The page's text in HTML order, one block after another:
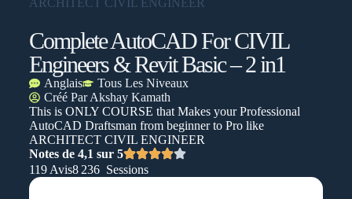
Complete AutoCAD For CIVIL
Engineers & Revit Basic – 2 in1
Anglais
Tous Les Niveaux
Créé ParAkshay Kamath
This is ONLY COURSE that Makes your Professional
AutoCAD Draftsman from beginner to Pro like
ARCHITECT CIVIL ENGINEER
Notes de 4,1 sur 5
119 Avis8 236 Sessions